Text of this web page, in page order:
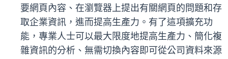
要網頁內容、在瀏覽器上提出有關網頁的問題和存
取企業資訊，進而提高生產力。有了這項擴充功
能，專業人士可以最大限度地提高生產力、簡化複
雜資訊的分析、無需切換內容即可從公司資料來源